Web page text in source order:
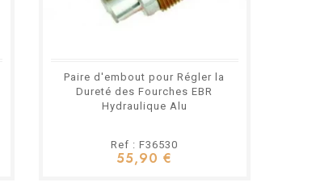
Paire d'embout pour Régler la
Dureté des Fourches EBR
Hydraulique Alu
Ref : F36530
55,90 €